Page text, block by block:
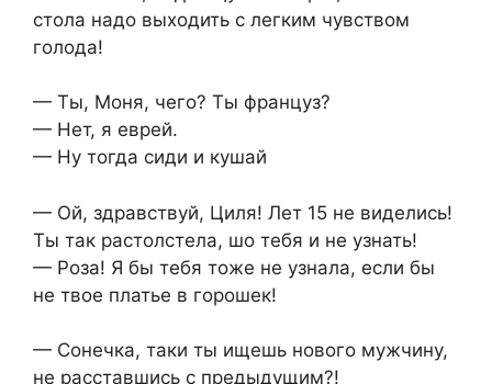
стола надо выходить с легким чувством
голода!
— Ты, Моня, чего? Ты француз?
— Нет, я еврей.
— Ну тогда сиди и кушай
— Ой, здравствуй, Циля! Лет 15 не виделись!
Ты так растолстела, шо тебя и не узнать!
— Роза! Я бы тебя тоже не узнала, если бы
не твое платье в горошек!
— Сонечка, таки ты ищешь нового мужчину,
не расставшись с предыдущим?!